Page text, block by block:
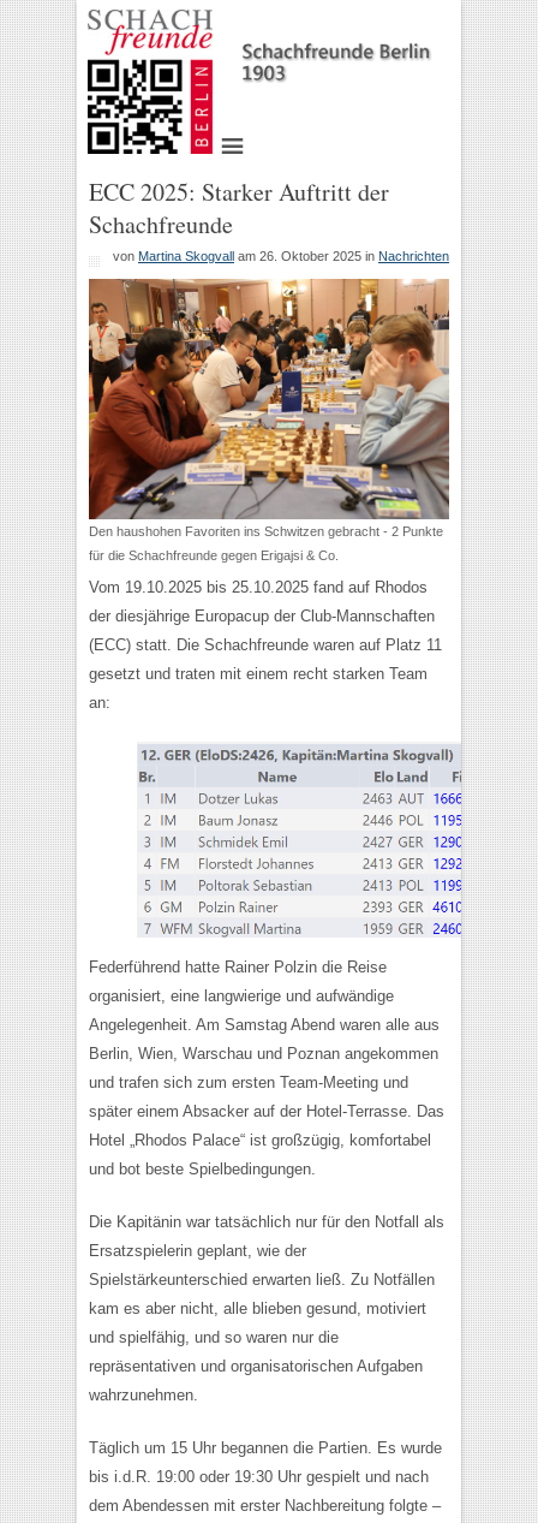
ECC 2025: Starker Auftritt der
Schachfreunde
von Martina Skogvall am 26. Oktober 2025 in Nachrichten
Den haushohen Favoriten ins Schwitzen gebracht - 2 Punkte
für die Schachfreunde gegen Erigajsi & Co.
Vom 19.10.2025 bis 25.10.2025 fand auf Rhodos
der diesjährige Europacup der Club-Mannschaften
(ECC) statt. Die Schachfreunde waren auf Platz 11
gesetzt und traten mit einem recht starken Team
an:
Federführend hatte Rainer Polzin die Reise
organisiert, eine langwierige und aufwändige
Angelegenheit. Am Samstag Abend waren alle aus
Berlin, Wien, Warschau und Poznan angekommen
und trafen sich zum ersten Team-Meeting und
später einem Absacker auf der Hotel-Terrasse. Das
Hotel „Rhodos Palace“ ist großzügig, komfortabel
und bot beste Spielbedingungen.
Die Kapitänin war tatsächlich nur für den Notfall als
Ersatzspielerin geplant, wie der
Spielstärkeunterschied erwarten ließ. Zu Notfällen
kam es aber nicht, alle blieben gesund, motiviert
und spielfähig, und so waren nur die
repräsentativen und organisatorischen Aufgaben
wahrzunehmen.
Täglich um 15 Uhr begannen die Partien. Es wurde
bis i.d.R. 19:00 oder 19:30 Uhr gespielt und nach
dem Abendessen mit erster Nachbereitung folgte –